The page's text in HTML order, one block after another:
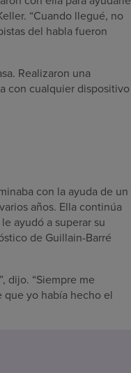
“Cuando llegué, no
del habla fueron
Realizaron una
con cualquier dispositivo
con la ayuda de un
años. Ella continúa
ayudó a superar su
de Guillain-Barré
dijo. “Siempre me
que yo había hecho el